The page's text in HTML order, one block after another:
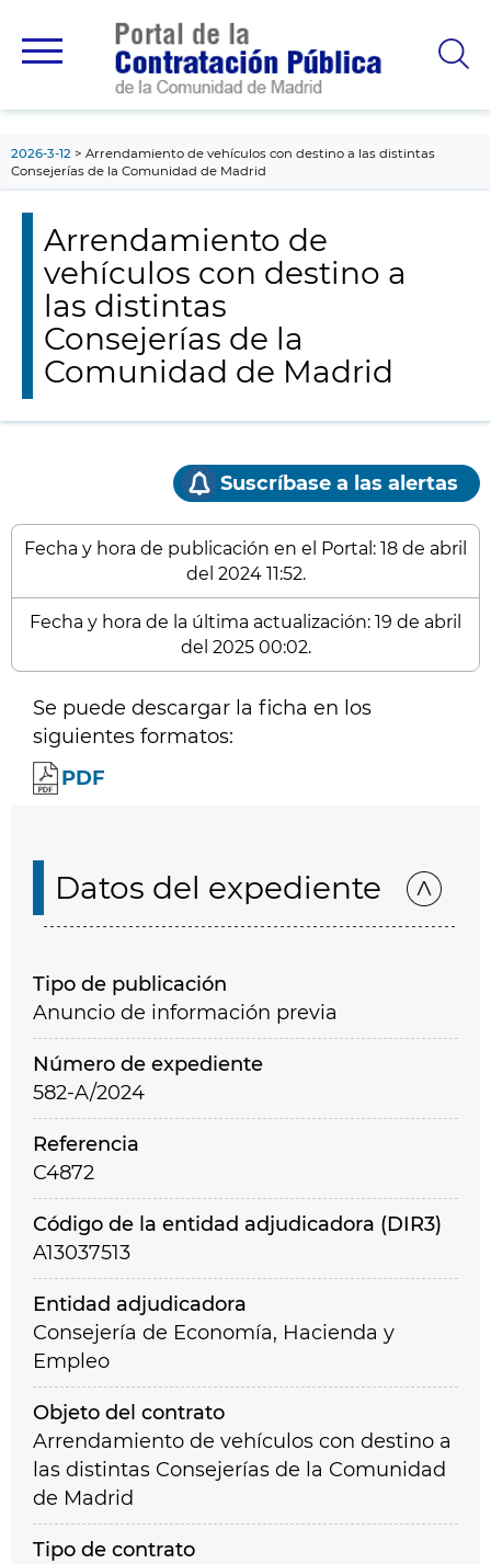
principal
2026-3-12
Arrendamiento de vehículos con destino a las distintas
Consejerías de la Comunidad de Madrid
Arrendamiento de
vehículos con destino a
las distintas
Consejerías de la
Comunidad de Madrid
Suscríbase a las alertas
Fecha y hora de publicación en el Portal: 18 de abril
del 2024 11:52.
Fecha y hora de la última actualización: 19 de abril
del 2025 00:02.
Se puede descargar la ficha en los
siguientes formatos:
PDF
Datos del expediente
Tipo de publicación
Anuncio de información previa
Número de expediente
582-A/2024
Referencia
C4872
Código de la entidad adjudicadora (DIR3)
A13037513
Entidad adjudicadora
Consejería de Economía, Hacienda y
Empleo
Objeto del contrato
Arrendamiento de vehículos con destino a
las distintas Consejerías de la Comunidad
de Madrid
Tipo de contrato